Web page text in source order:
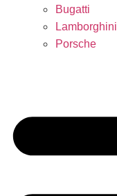
Bugatti
Lamborghini
Porsche